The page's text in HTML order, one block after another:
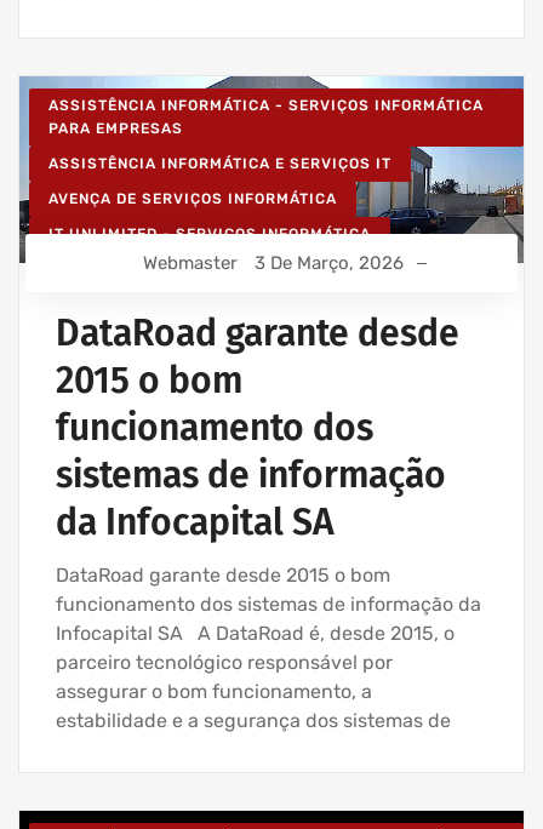
ASSISTÊNCIA INFORMÁTICA - SERVIÇOS INFORMÁTICA
PARA EMPRESAS
ASSISTÊNCIA INFORMÁTICA E SERVIÇOS IT
AVENÇA DE SERVIÇOS INFORMÁTICA
IT UNLIMITED - SERVIÇOS INFORMÁTICA
MANUTENÇÃO INFORMÁTICA EMPRESAS
Webmaster 3 De Março, 2026
DataRoad garante desde
2015 o bom
funcionamento dos
sistemas de informação
da Infocapital SA
DataRoad garante desde 2015 o bom
funcionamento dos sistemas de informação da
Infocapital SA A DataRoad é, desde 2015, o
parceiro tecnológico responsável por
assegurar o bom funcionamento, a
estabilidade e a segurança dos sistemas de